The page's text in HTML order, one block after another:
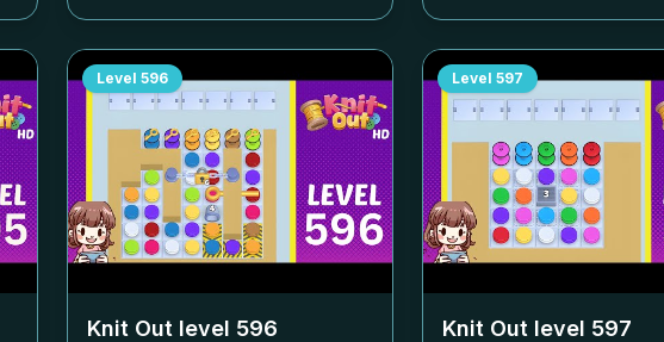
Level 596
Knit Out level 596
Level 597
Knit Out level 597